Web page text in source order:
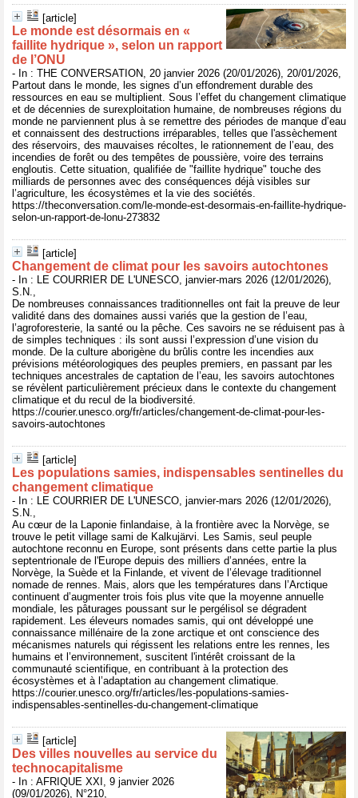
[article]
Le monde est désormais en «
faillite hydrique », selon un rapport
de l’ONU
- In : THE CONVERSATION, 20 janvier 2026 (20/01/2026), 20/01/2026,
Partout dans le monde, les signes d’un effondrement durable des
ressources en eau se multiplient. Sous l’effet du changement climatique
et de décennies de surexploitation humaine, de nombreuses régions du
monde ne parviennent plus à se remettre des périodes de manque d’eau
et connaissent des destructions irréparables, telles que l'assèchement
des réservoirs, des mauvaises récoltes, le rationnement de l’eau, des
incendies de forêt ou des tempêtes de poussière, voire des terrains
engloutis. Cette situation, qualifiée de "faillite hydrique" touche des
milliards de personnes avec des conséquences déjà visibles sur
l’agriculture, les écosystèmes et la vie des sociétés.
https://theconversation.com/le-monde-est-desormais-en-faillite-hydrique-
selon-un-rapport-de-lonu-273832
[article]
Changement de climat pour les savoirs autochtones
- In : LE COURRIER DE L'UNESCO, janvier-mars 2026 (12/01/2026),
S.N.,
De nombreuses connaissances traditionnelles ont fait la preuve de leur
validité dans des domaines aussi variés que la gestion de l’eau,
l’agroforesterie, la santé ou la pêche. Ces savoirs ne se réduisent pas à
de simples techniques : ils sont aussi l’expression d’une vision du
monde. De la culture aborigène du brûlis contre les incendies aux
prévisions météorologiques des peuples premiers, en passant par les
techniques ancestrales de captation de l’eau, les savoirs autochtones
se révèlent particulièrement précieux dans le contexte du changement
climatique et du recul de la biodiversité.
https://courier.unesco.org/fr/articles/changement-de-climat-pour-les-
savoirs-autochtones
[article]
Les populations samies, indispensables sentinelles du
changement climatique
- In : LE COURRIER DE L'UNESCO, janvier-mars 2026 (12/01/2026),
S.N.,
Au cœur de la Laponie finlandaise, à la frontière avec la Norvège, se
trouve le petit village sami de Kalkujärvi. Les Samis, seul peuple
autochtone reconnu en Europe, sont présents dans cette partie la plus
septentrionale de l'Europe depuis des milliers d’années, entre la
Norvège, la Suède et la Finlande, et vivent de l’élevage traditionnel
nomade de rennes. Mais, alors que les températures dans l’Arctique
continuent d’augmenter trois fois plus vite que la moyenne annuelle
mondiale, les pâturages poussant sur le pergélisol se dégradent
rapidement. Les éleveurs nomades samis, qui ont développé une
connaissance millénaire de la zone arctique et ont conscience des
mécanismes naturels qui régissent les relations entre les rennes, les
humains et l’environnement, suscitent l'intérêt croissant de la
communauté scientifique, en contribuant à la protection des
écosystèmes et à l’adaptation au changement climatique.
https://courier.unesco.org/fr/articles/les-populations-samies-
indispensables-sentinelles-du-changement-climatique
[article]
Des villes nouvelles au service du
technocapitalisme
- In : AFRIQUE XXI, 9 janvier 2026
(09/01/2026), N°210,